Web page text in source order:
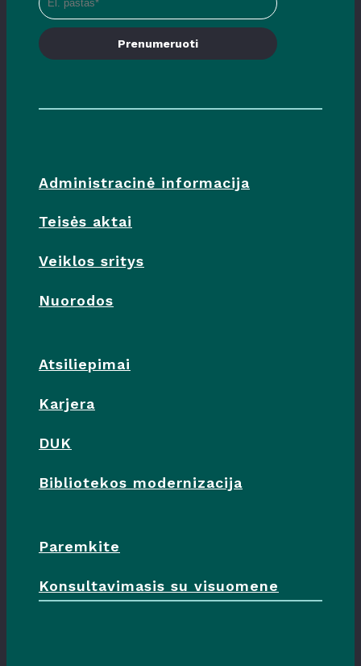
Prenumeruoti
Administracinė informacija
Teisės aktai
Veiklos sritys
Nuorodos
Atsiliepimai
Karjera
DUK
Bibliotekos modernizacija
Paremkite
Konsultavimasis su visuomene